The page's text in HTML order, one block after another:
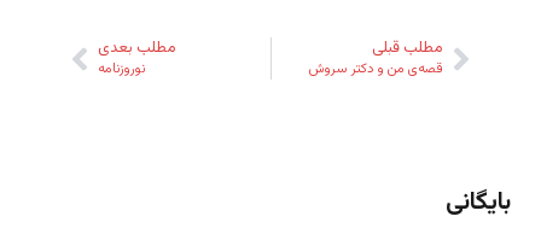
مطلب قبلی
قصه‌ی من و دکتر سروش
مطلب بعدی
نوروزنامه
بایگانی